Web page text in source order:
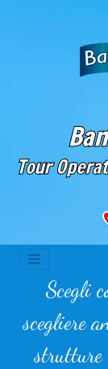
Tour
Scegli
scegliere
strutture